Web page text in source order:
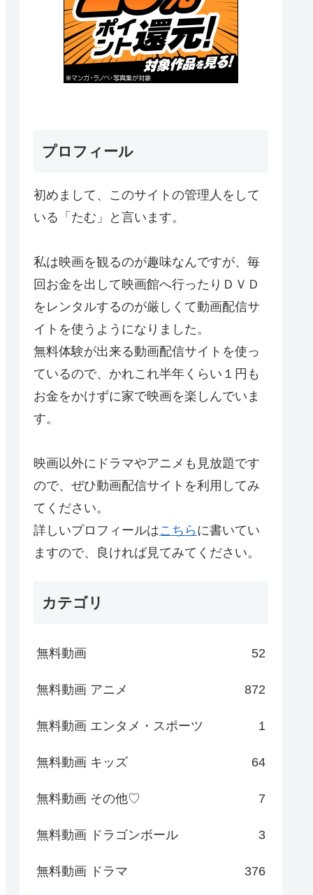
プロフィール
初めまして、このサイトの管理人をして
いる「たむ」と言います。
私は映画を観るのが趣味なんですが、毎
回お金を出して映画館へ行ったりＤＶＤ
をレンタルするのが厳しくて動画配信サ
イトを使うようになりました。
無料体験が出来る動画配信サイトを使っ
ているので、かれこれ半年くらい１円も
お金をかけずに家で映画を楽しんでいま
す。
映画以外にドラマやアニメも見放題です
ので、ぜひ動画配信サイトを利用してみ
てください。
詳しいプロフィールはこちら に書いてい
ますので、良ければ見てみてください。
カテゴリ
無料動画 52
無料動画 アニメ 872
無料動画 エンタメ・スポーツ 1
無料動画 キッズ 64
無料動画 その他♡ 7
無料動画 ドラゴンボール 3
無料動画 ドラマ 376